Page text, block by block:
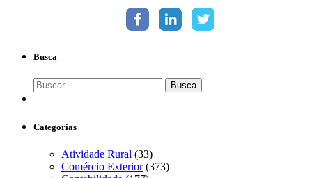
Busca
Categorias
Atividade Rural (33)
Comércio Exterior(373)